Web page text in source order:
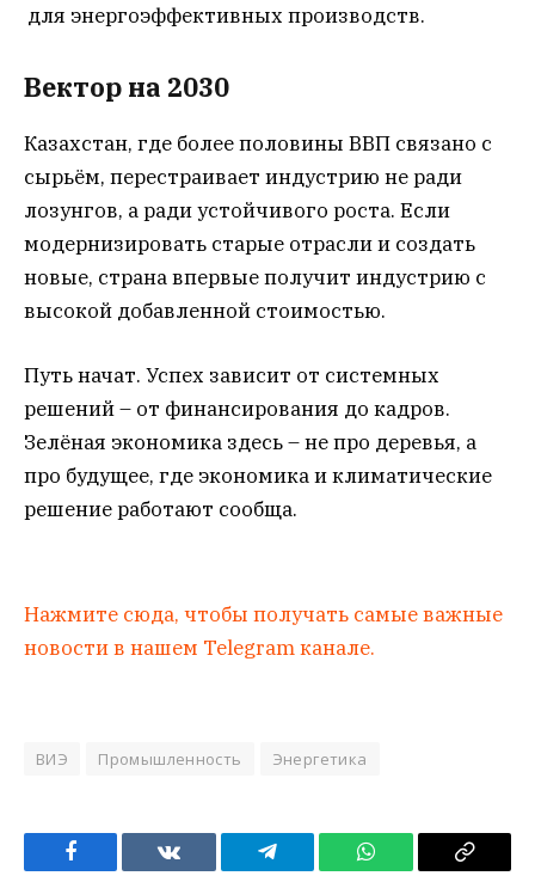
для энергоэффективных производств.
Вектор на 2030
Казахстан, где более половины ВВП связано с
сырьём, перестраивает индустрию не ради
лозунгов, а ради устойчивого роста. Если
модернизировать старые отрасли и создать
новые, страна впервые получит индустрию с
высокой добавленной стоимостью.
Путь начат. Успех зависит от системных
решений – от финансирования до кадров.
Зелёная экономика здесь – не про деревья, а
про будущее, где экономика и климатические
решение работают сообща.
Нажмите сюда, чтобы получать самые важные
новости в нашем Telegram канале.
ВИЭ Промышленность Энергетика
Facebook VKontakteTelegram WhatsApp Copy